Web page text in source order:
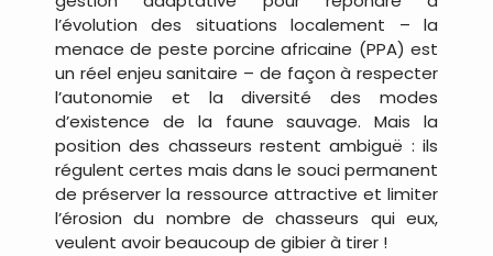
l’évolution des situations localement – la
menace de peste porcine africaine (PPA) est
un réel enjeu sanitaire – de façon à respecter
l’autonomie et la diversité des modes
d’existence de la faune sauvage. Mais la
position des chasseurs restent ambiguë : ils
régulent certes mais dans le souci permanent
de préserver la ressource attractive et limiter
l’érosion du nombre de chasseurs qui eux,
veulent avoir beaucoup de gibier à tirer !